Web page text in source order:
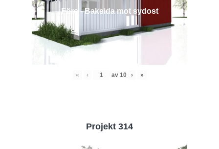
Före - Baksida mot sydost
« ‹ av 10 › »
Projekt 314